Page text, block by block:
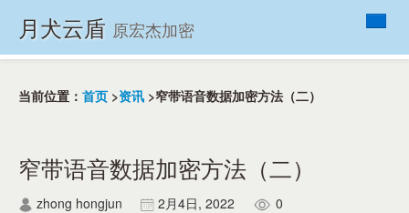
月犬云盾 原宏杰加密
首页
产品列表
资讯
帮助
当前位置： 首页 >资讯 >窄带语音数据加密方法（二）
窄带语音数据加密方法（二）
zhong hongjun 2月4日, 2022 0